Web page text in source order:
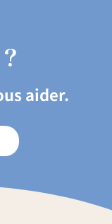
aider.